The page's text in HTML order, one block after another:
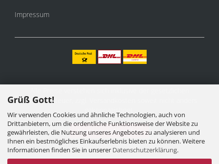
Grüß Gott!
Wir verwenden Cookies und ähnliche Technologien, auch von
Drittanbietern, um die ordentliche Funktionsweise der Website zu
gewährleisten, die Nutzung unseres Angebotes zu analysieren und
Ihnen ein bestmögliches Einkaufserlebnis bieten zu können. Weitere
Informationen finden Sie in unserer Datenschutzerklärung.
Impressum
Mehrwertsteuer, zzgl.
gekennzeichnet.
Vertrag widerrufen